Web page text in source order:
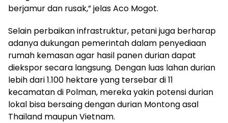
berjamur dan rusak,” jelas Aco Mogot.
Selain perbaikan infrastruktur, petani juga berharap
adanya dukungan pemerintah dalam penyediaan
rumah kemasan agar hasil panen durian dapat
diekspor secara langsung. Dengan luas lahan durian
lebih dari 1.100 hektare yang tersebar di 11
kecamatan di Polman, mereka yakin potensi durian
lokal bisa bersaing dengan durian Montong asal
Thailand maupun Vietnam.